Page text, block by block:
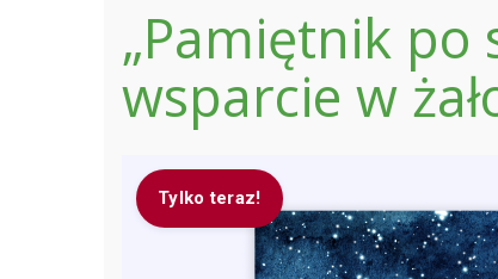
„Pamiętnik po
wsparcie w
Tylko teraz!